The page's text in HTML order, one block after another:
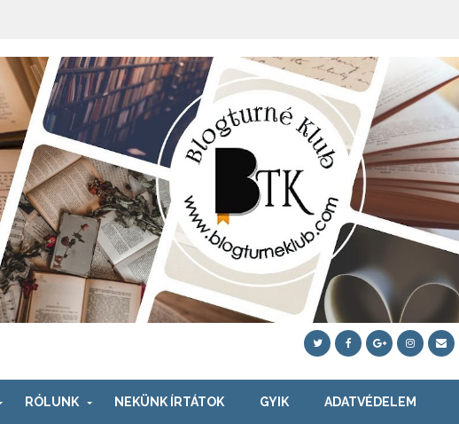
RÓLUNK NEKÜNK ÍRTÁTOK GYIK ADATVÉDELEM